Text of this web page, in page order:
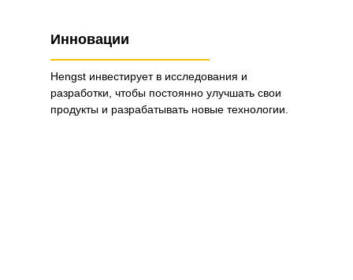
Инновации
Hengst инвестирует в исследования и
разработки, чтобы постоянно улучшать свои
продукты и разрабатывать новые технологии.